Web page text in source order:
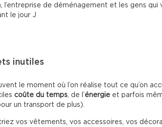
l’entreprise de déménagement et les gens qui
le jour J
inutiles
le moment où l’on réalise tout ce qu’on
coûte du temps , de l’énergie et parfois
un transport de plus).
vos vêtements, vos accessoires, vos